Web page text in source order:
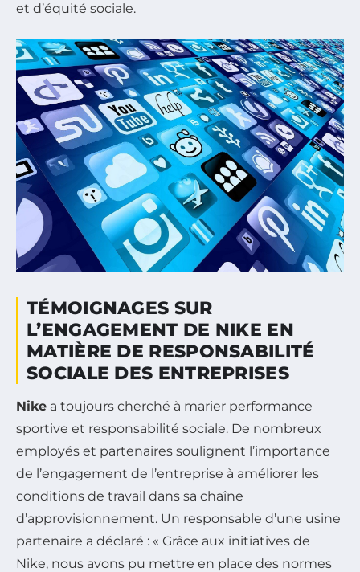
et d’équité sociale.
TÉMOIGNAGES SUR
L’ENGAGEMENT DE NIKE EN
MATIÈRE DE RESPONSABILITÉ
SOCIALE DES ENTREPRISES
Nike a toujours cherché à marier performance
sportive et responsabilité sociale. De nombreux
employés et partenaires soulignent l’importance
de l’engagement de l’entreprise à améliorer les
conditions de travail dans sa chaîne
d’approvisionnement. Un responsable d’une usine
partenaire a déclaré : « Grâce aux initiatives de
Nike, nous avons pu mettre en place des normes